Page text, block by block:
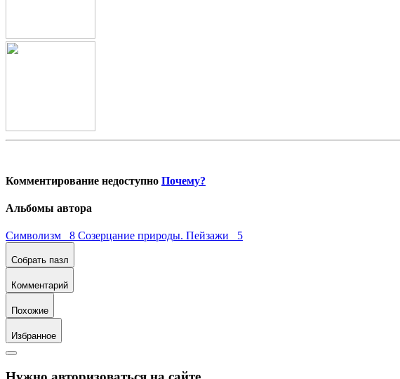
Комментирование недоступно Почему?
Альбомы автора
Символизм 8 Созерцание природы. Пейзажи 5
Собрать пазл
Комментарий
Похожие
Избранное